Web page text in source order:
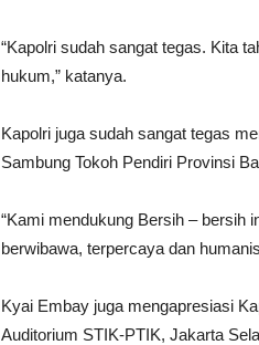
“Kapolri sudah sangat tegas. Kita
hukum,” katanya.
Kapolri juga sudah sangat tegas
Sambung Tokoh Pendiri Provinsi
“Kami mendukung Bersih – bersih
berwibawa, terpercaya dan
Kyai Embay juga mengapresiasi
Auditorium STIK-PTIK, Jakarta